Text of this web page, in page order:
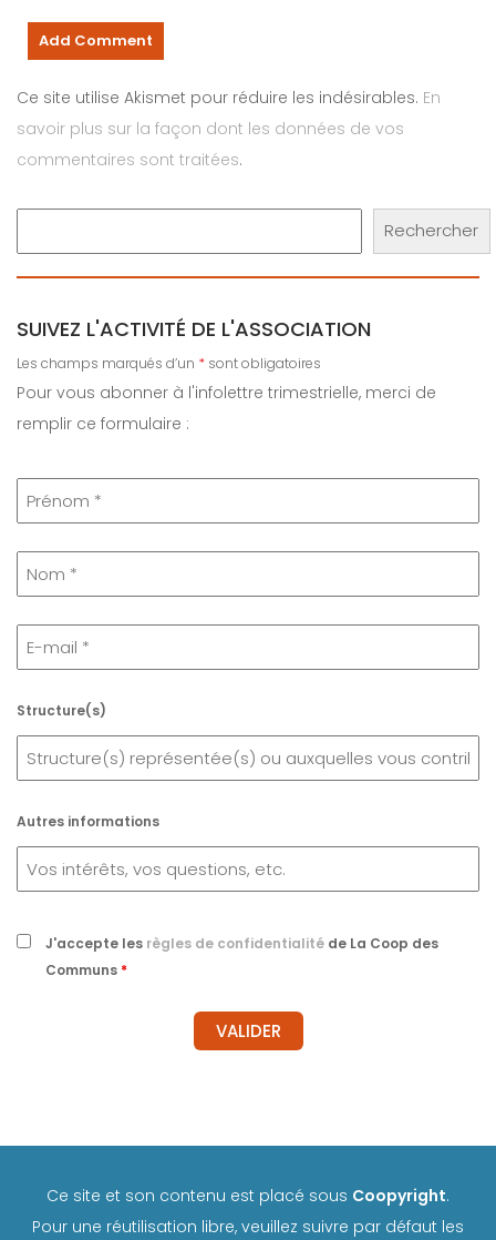
Ce site utilise Akismet pour réduire les indésirables. En
savoir plus sur la façon dont les données de vos
commentaires sont traitées.
Rechercher
SUIVEZ L'ACTIVITÉ DE L'ASSOCIATION
Les champs marqués d’un * sont obligatoires
Pour vous abonner à l'infolettre trimestrielle, merci de
remplir ce formulaire :
Structure(s)
Autres informations
J'accepte les règles de confidentialité de La Coop des
Communs *
Ce site et son contenu est placé sous Coopyright.
Pour une réutilisation libre, veuillez suivre par défaut les